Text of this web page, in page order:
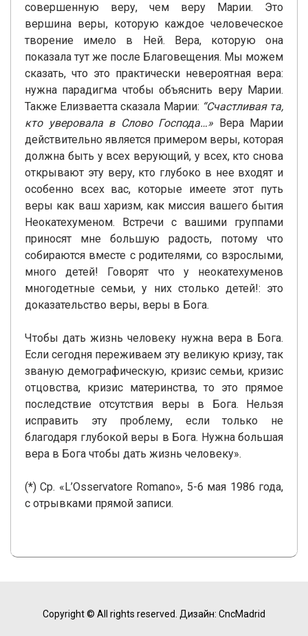
совершенную веру, чем веру Марии. Это
вершина веры, которую каждое человеческое
творение имело в Ней. Вера, которую она
показала тут же после Благовещения. Мы можем
сказать, что это практически невероятная вера:
нужна парадигма чтобы объяснить веру Марии.
Также Елизваетта сказала Марии: “Счастливая та,
кто уверовала в Слово Господа…» Вера Марии
действительно является примером веры, которая
должна быть у всех верующий, у всех, кто снова
открывают эту веру, кто глубоко в нее входят и
особенно всех вас, которые имеете этот путь
веры как ваш харизм, как миссия вашего бытия
Неокатехуменом. Встречи с вашими группами
приносят мне большую радость, потому что
собираются вместе с родителями, со взрослыми,
много детей! Говорят что у неокатехуменов
многодетные семьи, у них столько детей!: это
доказательство веры, веры в Бога.
Чтобы дать жизнь человеку нужна вера в Бога.
Если сегодня переживаем эту великую кризу, так
званую демографическую, кризис семьи, кризис
отцовства, кризис материнства, то это прямое
последствие отсутствия веры в Бога. Нельзя
исправить эту проблему, если только не
благодаря глубокой веры в Бога. Нужна большая
вера в Бога чтобы дать жизнь человеку».
(*) Ср. «L’Osservatore Romano», 5-6 мая 1986 года,
с отрывками прямой записи.
Copyright © All rights reserved. Дизайн: CncMadrid